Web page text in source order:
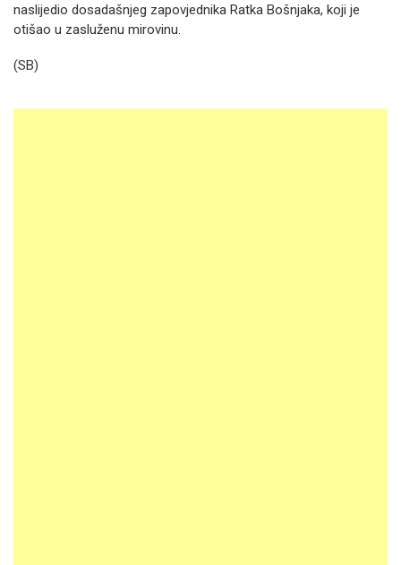
naslijedio dosadašnjeg zapovjednika Ratka Bošnjaka, koji je
otišao u zasluženu mirovinu.
(SB)